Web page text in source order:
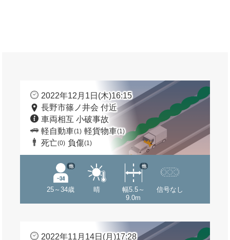
2022年12月1日(木)16:15
長野市篠ノ井会 付近
車両相互 小破事故
軽自動車(1) 軽貨物車(1)
死亡(0) 負傷(1)
25～34歳
他
晴
幅5.5～
9.0m
他
信号なし
2022年11月14日(月)17:28